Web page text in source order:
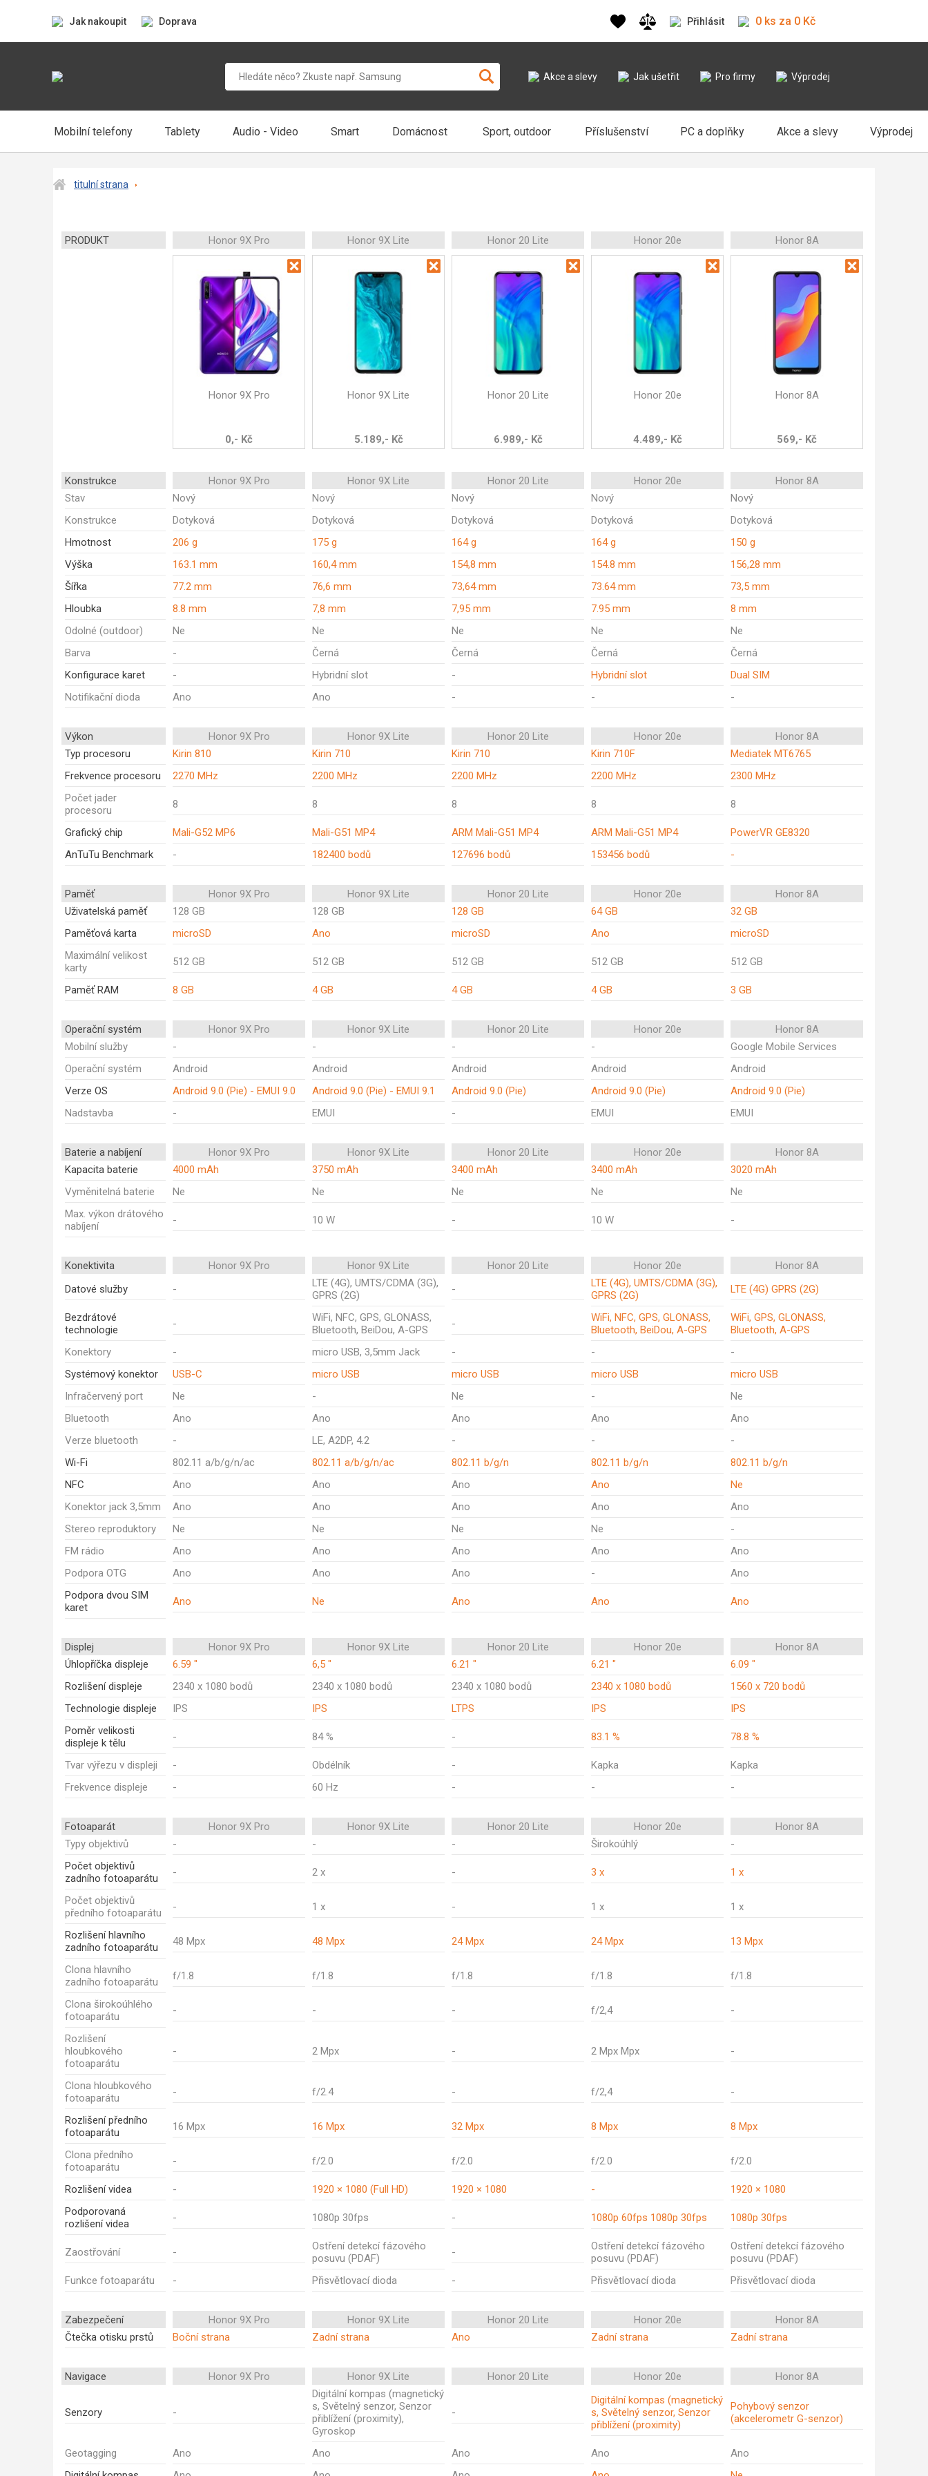
Jak nakoupit Doprava Přihlásit 0 ks za 0 Kč
Akce a slevy Jak ušetřit Pro firmy Výprodej
Mobilní telefony Tablety Audio - Video Smart Domácnost Sport, outdoor Příslušenství PC a doplňky Akce a slevy Výprodej
titulní strana
PRODUKT Honor 9X Pro Honor 9X Lite Honor 20 Lite Honor 20e Honor 8A
Honor 9X Pro
0,- Kč
Honor 9X Lite
5.189,- Kč
Honor 20 Lite
6.989,- Kč
Honor 20e
4.489,- Kč
Honor 8A
569,- Kč
Konstrukce Honor 9X Pro Honor 9X Lite Honor 20 Lite Honor 20e
Honor 8A
Stav
Nový Nový Nový Nový
Nový
Konstrukce
Dotyková Dotyková Dotyková Dotyková
Dotyková
Hmotnost
206 g 175 g 164 g 164 g
150 g
Výška
163.1 mm 160,4 mm 154,8 mm 154.8 mm
156,28 mm
Šířka
77.2 mm 76,6 mm 73,64 mm 73.64 mm
73,5 mm
Hloubka
8.8 mm 7,8 mm 7,95 mm 7.95 mm
8 mm
Odolné (outdoor)
Ne Ne Ne Ne
Ne
Barva
- Černá Černá Černá
Černá
Konfigurace karet
- Hybridní slot - Hybridní slot
Dual SIM
Notifikační dioda
Ano Ano - - -
Výkon Honor 9X Pro Honor 9X Lite Honor 20 Lite Honor 20e
Honor 8A
Typ procesoru
Kirin 810 Kirin 710 Kirin 710 Kirin 710F
Mediatek MT6765
Frekvence procesoru
2270 MHz 2200 MHz 2200 MHz 2200 MHz
2300 MHz
Počet jader
procesoru
8 8 8 8 8
Grafický chip Mali-G52 MP6 Mali-G51 MP4 ARM Mali-G51 MP4 ARM Mali-G51 MP4
PowerVR GE8320
AnTuTu Benchmark
- 182400 bodů 127696 bodů 153456 bodů -
Paměť Honor 9X Pro Honor 9X Lite Honor 20 Lite Honor 20e
Honor 8A
Uživatelská paměť
128 GB 128 GB 128 GB 64 GB
32 GB
Paměťová karta
microSD Ano microSD Ano
microSD
Maximální velikost
karty
512 GB 512 GB 512 GB 512 GB 512 GB
Paměť RAM 8 GB 4 GB 4 GB 4 GB 3 GB
Operační systém Honor 9X Pro Honor 9X Lite Honor 20 Lite Honor 20e
Honor 8A
Mobilní služby
- - - -
Google Mobile Services
Operační systém
Android Android Android Android
Android
Verze OS
Android 9.0 (Pie) - EMUI 9.0 Android 9.0 (Pie) - EMUI 9.1 Android 9.0 (Pie) Android 9.0 (Pie)
Android 9.0 (Pie)
Nadstavba
- EMUI - EMUI EMUI
Baterie a nabíjení Honor 9X Pro Honor 9X Lite Honor 20 Lite Honor 20e
Honor 8A
Kapacita baterie
4000 mAh 3750 mAh 3400 mAh 3400 mAh
3020 mAh
Vyměnitelná baterie
Ne Ne Ne Ne
Ne
Max. výkon drátového
nabíjení
- 10 W - 10 W -
Konektivita Honor 9X Pro Honor 9X Lite Honor 20 Lite Honor 20e
Honor 8A
Datové služby
-
LTE (4G), UMTS/CDMA (3G),
GPRS (2G)
-
LTE (4G), UMTS/CDMA (3G),
GPRS (2G)
LTE (4G) GPRS (2G)
Bezdrátové
technologie
-
WiFi, NFC, GPS, GLONASS,
Bluetooth, BeiDou, A-GPS
-
WiFi, NFC, GPS, GLONASS,
Bluetooth, BeiDou, A-GPS
WiFi, GPS, GLONASS,
Bluetooth, A-GPS
Konektory
- micro USB, 3,5mm Jack - -
-
Systémový konektor
USB-C micro USB micro USB micro USB
micro USB
Infračervený port
Ne - Ne -
Ne
Bluetooth
Ano Ano Ano Ano
Ano
Verze bluetooth
- LE, A2DP, 4.2 - -
-
Wi-Fi
802.11 a/b/g/n/ac 802.11 a/b/g/n/ac 802.11 b/g/n 802.11 b/g/n
802.11 b/g/n
NFC
Ano Ano Ano Ano
Ne
Konektor jack 3,5mm
Ano Ano Ano Ano
Ano
Stereo reproduktory
Ne Ne Ne Ne
-
FM rádio
Ano Ano Ano Ano
Ano
Podpora OTG
Ano Ano Ano -
Ano
Podpora dvou SIM
karet
Ano Ne Ano Ano Ano
Displej Honor 9X Pro Honor 9X Lite Honor 20 Lite Honor 20e
Honor 8A
Úhlopříčka displeje
6.59 " 6,5 " 6.21 " 6.21 "
6.09 "
Rozlišení displeje
2340 x 1080 bodů 2340 x 1080 bodů 2340 x 1080 bodů 2340 x 1080 bodů
1560 x 720 bodů
Technologie displeje
IPS IPS LTPS IPS
IPS
Poměr velikosti
displeje k tělu
- 84 % - 83.1 % 78.8 %
Tvar výřezu v displeji - Obdélník - Kapka
Kapka
Frekvence displeje
- 60 Hz - - -
Fotoaparát Honor 9X Pro Honor 9X Lite Honor 20 Lite Honor 20e
Honor 8A
Typy objektivů
- - - Širokoúhlý
-
Počet objektivů
zadního fotoaparátu
- 2 x - 3 x 1 x
Počet objektivů
předního fotoaparátu
- 1 x - 1 x 1 x
Rozlišení hlavního
zadního fotoaparátu
48 Mpx 48 Mpx 24 Mpx 24 Mpx 13 Mpx
Clona hlavního
zadního fotoaparátu
f/1.8 f/1.8 f/1.8 f/1.8 f/1.8
Clona širokoúhlého
fotoaparátu
- - - f/2,4 -
Rozlišení
hloubkového
fotoaparátu
- 2 Mpx - 2 Mpx Mpx -
Clona hloubkového
fotoaparátu
- f/2.4 - f/2,4 -
Rozlišení předního
fotoaparátu
16 Mpx 16 Mpx 32 Mpx 8 Mpx 8 Mpx
Clona předního
fotoaparátu
- f/2.0 f/2.0 f/2.0 f/2.0
Rozlišení videa - 1920 × 1080 (Full HD) 1920 × 1080 -
1920 × 1080
Podporovaná
rozlišení videa
- 1080p 30fps - 1080p 60fps 1080p 30fps 1080p 30fps
Zaostřování -
Ostření detekcí fázového
posuvu (PDAF)
-
Ostření detekcí fázového
posuvu (PDAF)
Ostření detekcí fázového
posuvu (PDAF)
Funkce fotoaparátu
- Přisvětlovací dioda - Přisvětlovací dioda Přisvětlovací dioda
Zabezpečení Honor 9X Pro Honor 9X Lite Honor 20 Lite Honor 20e
Honor 8A
Čtečka otisku prstů
Boční strana Zadní strana Ano Zadní strana Zadní strana
Navigace Honor 9X Pro Honor 9X Lite Honor 20 Lite Honor 20e Honor 8A
Senzory -
Digitální kompas (magnetický
s, Světelný senzor, Senzor
přiblížení (proximity),
Gyroskop
-
Digitální kompas (magnetický
s, Světelný senzor, Senzor
přiblížení (proximity)
Pohybový senzor
(akcelerometr G-senzor)
Geotagging Ano Ano Ano Ano
Ano